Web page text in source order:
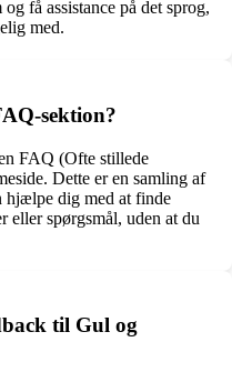
få assistance på det sprog,
med.
sektion?
FAQ (Ofte stillede
Dette er en samling af
hjælpe dig med at finde
eller spørgsmål, uden at du
til Gul og